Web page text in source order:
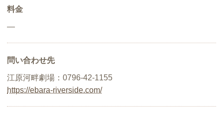
料金
―
問い合わせ先
江原河畔劇場：0796-42-1155
https://ebara-riverside.com/